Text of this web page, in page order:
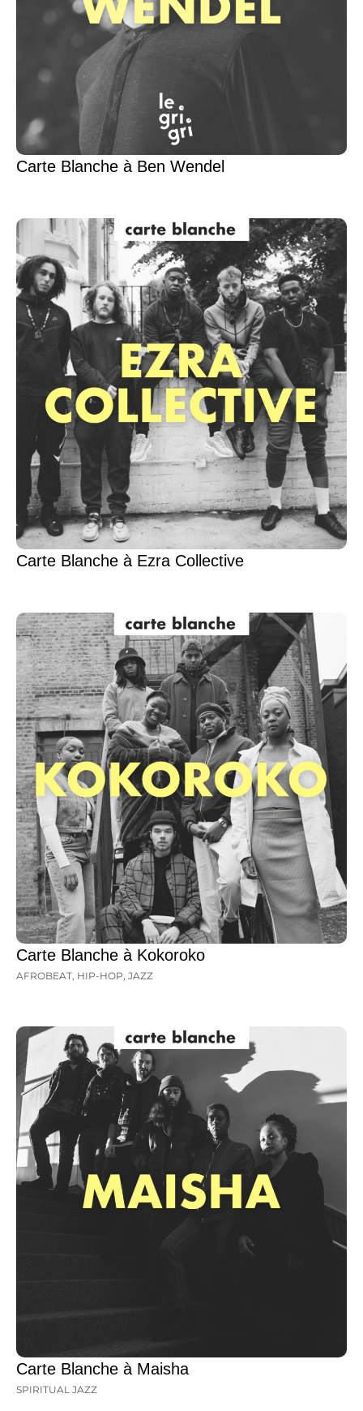
Carte Blanche à Ben Wendel
Carte Blanche à Ezra Collective
Carte Blanche à Kokoroko
AFROBEAT, HIP-HOP, JAZZ
Carte Blanche à Maisha
SPIRITUAL JAZZ